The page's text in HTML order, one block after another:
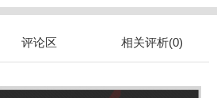
评论区 相关评析(0)